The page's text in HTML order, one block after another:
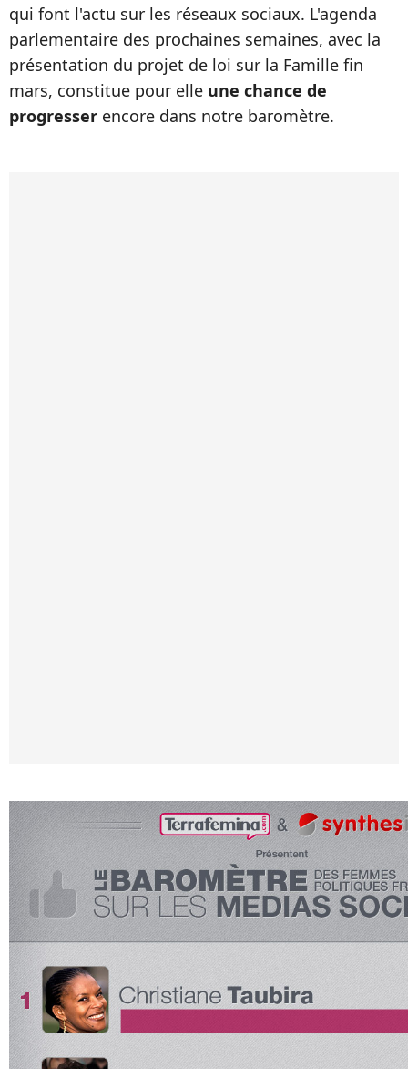
qui font l'actu sur les réseaux sociaux. L'agenda
parlementaire des prochaines semaines, avec la
présentation du projet de loi sur la Famille fin
mars, constitue pour elle une chance de
progresser encore dans notre baromètre.